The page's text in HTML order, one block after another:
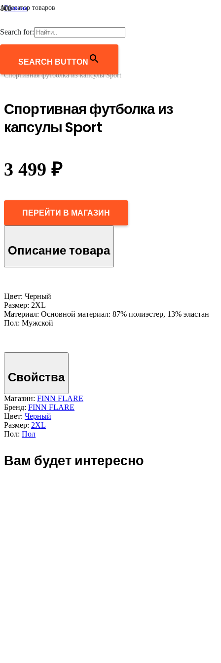
Агрегатор товаров
Search for:
SEARCH BUTTON
Главная
/
Футболки
Спортивная футболка из капсулы Sport
Спортивная футболка из
капсулы Sport
3 499 ₽
ПЕРЕЙТИ В МАГАЗИН
Описание товара
Цвет: Черный
Размер: 2XL
Материал: Основной материал: 87% полиэстер, 13% эластан
Пол: Мужской
Свойства
Магазин: FINN FLARE
Бренд: FINN FLARE
Цвет: Черный
Размер: 2XL
Пол: Пол
Вам будет интересно